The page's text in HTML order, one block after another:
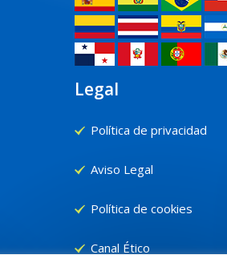
Legal
Política de privacidad
Aviso Legal
Política de cookies
Canal Ético